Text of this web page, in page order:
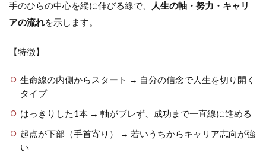
手のひらの中心を縦に伸びる線で、
人生の軸・努力・キャリ
アの流れを示します。
【特徴】
生命線の内側からスタート → 自分の信念で人生を切り開く
タイプ
はっきりした1本 → 軸がブレず、成功まで一直線に進める
起点が下部（手首寄り） → 若いうちからキャリア志向が強
い